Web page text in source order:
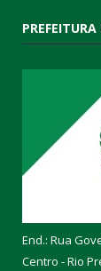
End.: Rua
Centro - Rio